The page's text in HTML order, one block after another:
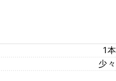
1本
少々